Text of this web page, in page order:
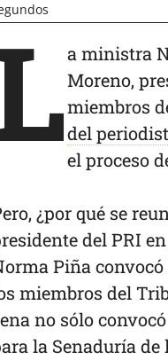
a ministra
Moreno,
miembros
del
el proceso
¿por qué se
del PRI
Piña
miembros del
no sólo
la Senaduría